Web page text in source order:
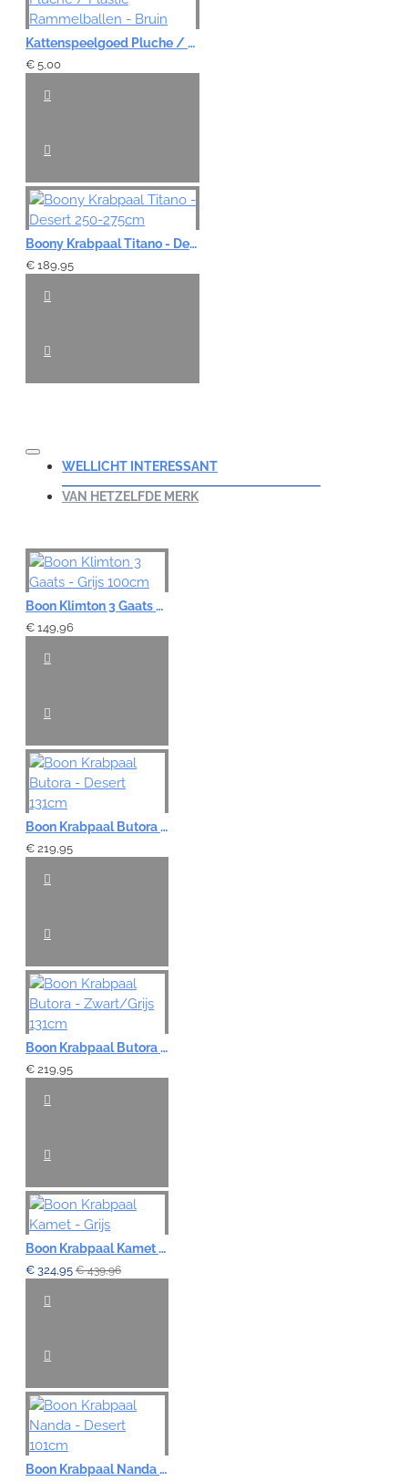
Kattenspeelgoed Pluche / Plastic Rammelballen - Bruin
€ 5,00
Boony Krabpaal Titano - Desert 250-275cm
€ 189,95
WELLICHT INTERESSANT
VAN HETZELFDE MERK
Boon Klimton 3 Gaats - Grijs 100cm
€ 149,96
Boon Krabpaal Butora - Desert 131cm
€ 219,95
Boon Krabpaal Butora - Zwart/Grijs 131cm
€ 219,95
Boon Krabpaal Kamet - Grijs
€ 324,95 € 439,96
Boon Krabpaal Nanda - Desert 101cm